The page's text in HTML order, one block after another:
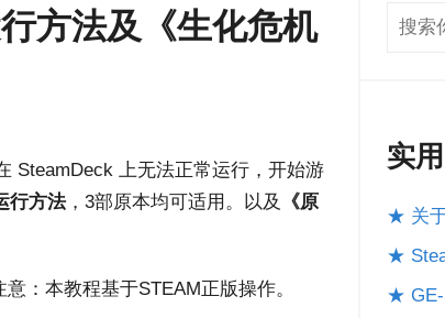
方法及《生化危机
SteamDeck 上无法正常运行，开始游
行方法，3部原本均可适用。以及
《原
：本教程基于STEAM正版操作。
搜索
实
★ 关
★
★ GE-